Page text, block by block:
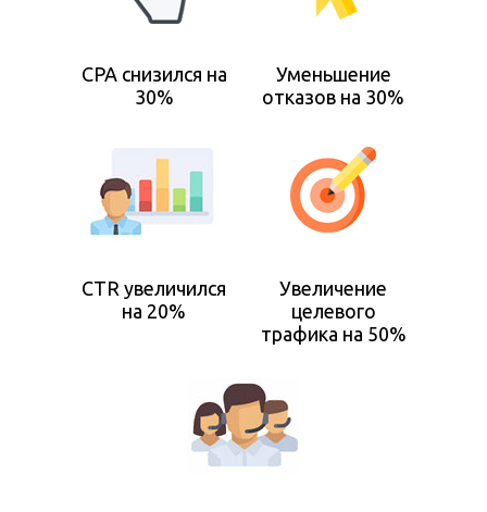
CPA снизился на
30%
Уменьшение
отказов на 30%
CTR увеличился
на 20%
Увеличение
целевого
трафика на 50%